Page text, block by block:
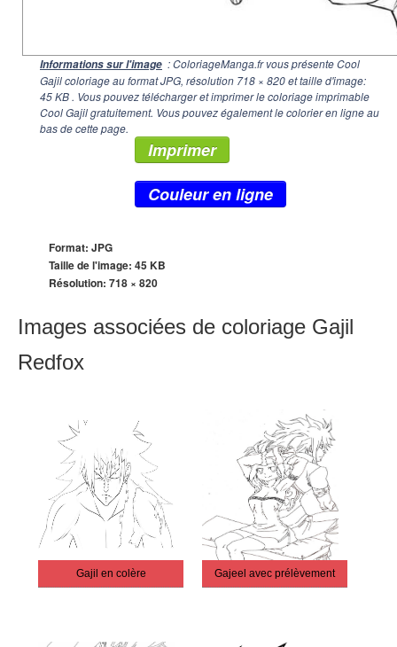
Informations sur l'image : ColoriageManga.fr vous présente Cool
Gajil coloriage au format JPG, résolution 718 × 820et taille d'image:
45 KB . Vous pouvez télécharger et imprimer le coloriage imprimable
Cool Gajil gratuitement. Vous pouvez également le colorier en ligne au
bas de cette page.
Imprimer
Couleur en ligne
Format: JPG
Taille de l'image: 45 KB
Résolution: 718 × 820
Images associées de coloriage Gajil
Redfox
Gajil en colère Gajeel avec prélèvement